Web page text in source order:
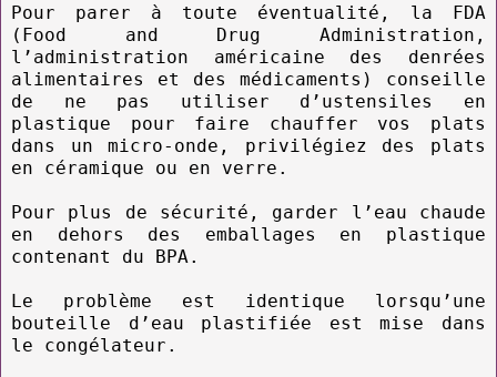
Pour parer à toute éventualité, la FDA
(Food and Drug Administration,
l’administration américaine des denrées
alimentaires et des médicaments) conseille
de ne pas utiliser d’ustensiles en
plastique pour faire chauffer vos plats
dans un micro-onde, privilégiez des plats
en céramique ou en verre.
Pour plus de sécurité, garder l’eau chaude
en dehors des emballages en plastique
contenant du BPA.
Le problème est identique lorsqu’une
bouteille d’eau plastifiée est mise dans
le congélateur.